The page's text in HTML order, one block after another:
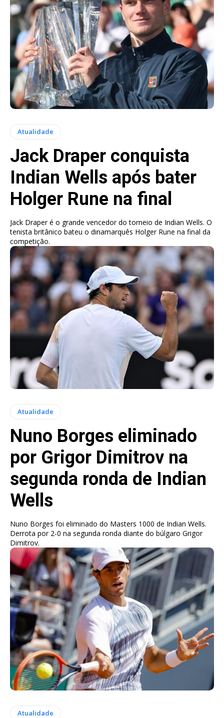
Atualidade
Jack Draper conquista
Indian Wells após bater
Holger Rune na final
Jack Draper é o grande vencedor do torneio de Indian Wells. O
tenista britânico bateu o dinamarquês Holger Rune na final da
competição.
Atualidade
Nuno Borges eliminado
por Grigor Dimitrov na
segunda ronda de Indian
Wells
Nuno Borges foi eliminado do Masters 1000 de Indian Wells.
Derrota por 2-0 na segunda ronda diante do búlgaro Grigor
Dimitrov.
Atualidade